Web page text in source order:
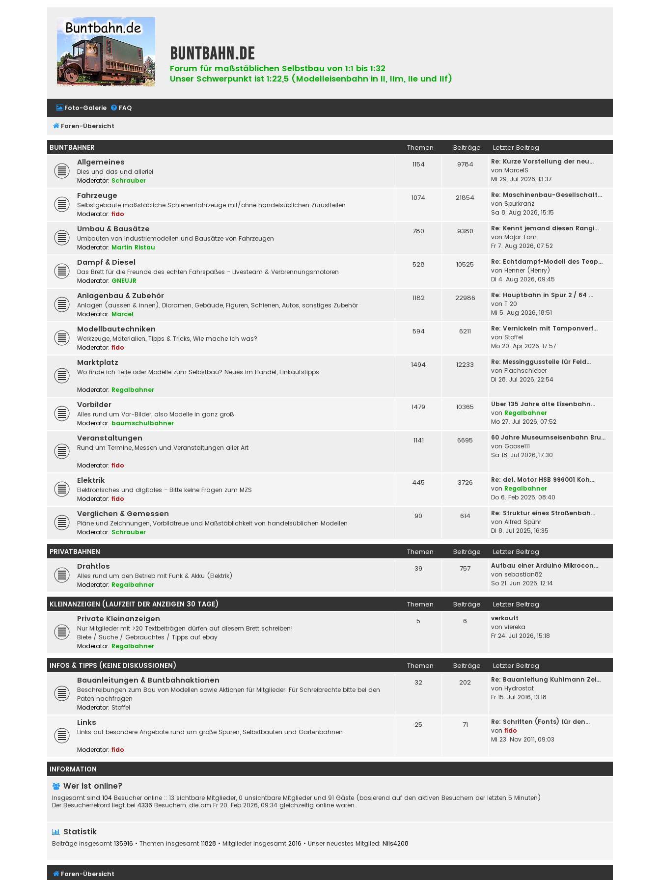
buntbahn.de
Forum für maßstäblichen Selbstbau von 1:1 bis 1:32
Unser Schwerpunkt ist 1:22,5 (Modelleisenbahn in II, IIm, IIe und IIf)
Foto-Galerie FAQ
Foren-Übersicht
BUNTBAHNER Themen Beiträge Letzter Beitrag
Allgemeines
Dies und das und allerlei
Moderator: Schrauber
1154 9784
Re: Kurze Vorstellung der neu…
von MarcelS
Mi 29. Jul 2026, 13:37
Fahrzeuge
Selbstgebaute maßstäbliche Schienenfahrzeuge mit/ohne handelsüblichen Zurüstteilen
Moderator: fido
1074 21854
Re: Maschinenbau-Gesellschaft…
von Spurkranz
Sa 8. Aug 2026, 15:15
Umbau & Bausätze
Umbauten von Industriemodellen und Bausätze von Fahrzeugen
Moderator: Martin Ristau
780 9380
Re: Kennt jemand diesen Rangi…
von Major Tom
Fr 7. Aug 2026, 07:52
Dampf & Diesel
Das Brett für die Freunde des echten Fahrspaßes - Livesteam & Verbrennungsmotoren
Moderator: GNEUJR
528 10525
Re: Echtdampf-Modell des Teap…
von Henner (Henry)
Di 4. Aug 2026, 09:45
Anlagenbau & Zubehör
Anlagen (aussen & innen), Dioramen, Gebäude, Figuren, Schienen, Autos, sonstiges Zubehör
Moderator: Marcel
1182 22986
Re: Hauptbahn in Spur 2 / 64 …
von T 20
Mi 5. Aug 2026, 18:51
Modellbautechniken
Werkzeuge, Materialien, Tipps & Tricks, Wie mache ich was?
Moderator: fido
594 6211
Re: Vernickeln mit Tamponverf…
von Stoffel
Mo 20. Apr 2026, 17:57
Marktplatz
Wo finde ich Teile oder Modelle zum Selbstbau? Neues im Handel, Einkaufstipps
Moderator: Regalbahner
1494 12233
Re: Messinggussteile für Feld…
von Flachschieber
Di 28. Jul 2026, 22:54
Vorbilder
Alles rund um Vor-Bilder, also Modelle in ganz groß
Moderator: baumschulbahner
1479 10365
Über 135 Jahre alte Eisenbahn…
von Regalbahner
Mo 27. Jul 2026, 07:52
Veranstaltungen
Rund um Termine, Messen und Veranstaltungen aller Art
Moderator: fido
1141 6695
60 Jahre Museumseisenbahn Bru…
von Goose111
Sa 18. Jul 2026, 17:30
Elektrik
Elektronisches und digitales - Bitte keine Fragen zum MZS
Moderator: fido
445 3726
Re: def. Motor HSB 996001 Koh…
von Regalbahner
Do 6. Feb 2025, 08:40
Verglichen & Gemessen
Pläne und Zeichnungen, Vorbildtreue und Maßstäblichkeit von handelsüblichen Modellen
Moderator: Schrauber
90 614
Re: Struktur eines Straßenbah…
von Alfred Spühr
Di 8. Jul 2025, 16:35
PRIVATBAHNEN Themen Beiträge Letzter Beitrag
Drahtlos
Alles rund um den Betrieb mit Funk & Akku (Elektrik)
Moderator: Regalbahner
39 757
Aufbau einer Arduino Mikrocon…
von sebastian82
So 21. Jun 2026, 12:14
KLEINANZEIGEN (LAUFZEIT DER ANZEIGEN 30 TAGE) Themen Beiträge Letzter Beitrag
Private Kleinanzeigen
Nur Mitglieder mit >20 Textbeiträgen dürfen auf diesem Brett schreiben!
Biete / Suche / Gebrauchtes / Tipps auf ebay
Moderator: Regalbahner
5 6
verkauft
von viereka
Fr 24. Jul 2026, 15:18
INFOS & TIPPS (KEINE DISKUSSIONEN) Themen Beiträge Letzter Beitrag
Bauanleitungen & Buntbahnaktionen
Beschreibungen zum Bau von Modellen sowie Aktionen für Mitglieder. Für Schreibrechte bitte bei den
Paten nachfragen
Moderator: Stoffel
32 202
Re: Bauanleitung Kuhlmann Zei…
von Hydrostat
Fr 15. Jul 2016, 13:18
Links
Links auf besondere Angebote rund um große Spuren, Selbstbauten und Gartenbahnen
Moderator: fido
25 71
Re: Schriften (Fonts) für den…
von fido
Mi 23. Nov 2011, 09:03
INFORMATION
Wer ist online?
Insgesamt sind 104 Besucher online :: 13 sichtbare Mitglieder, 0 unsichtbare Mitglieder und 91 Gäste (basierend auf den aktiven Besuchern der letzten 5 Minuten)
Der Besucherrekord liegt bei 4336 Besuchern, die am Fr 20. Feb 2026, 09:34 gleichzeitig online waren.
Statistik
Beiträge insgesamt 135916 • Themen insgesamt 11828 • Mitglieder insgesamt 2016 • Unser neuestes Mitglied: Nils4208
Foren-Übersicht